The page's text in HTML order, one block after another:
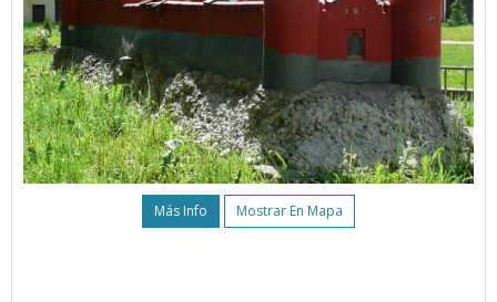
Más Info Mostrar En Mapa